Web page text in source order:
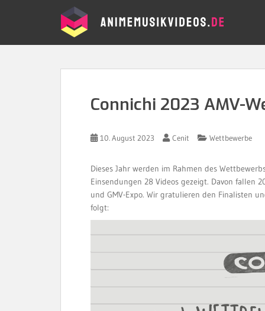
p
Connichi 2023 AMV-
10. August 2023 Cenit Wettbewerbe
Dieses Jahr werden im Rahmen des
Einsendungen 28 Videos gezeigt. Davon fallen
und GMV-Expo. Wir gratulieren den Finalisten
folgt: